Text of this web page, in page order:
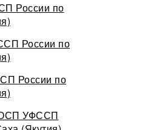
России по
России по
России по
УФССП